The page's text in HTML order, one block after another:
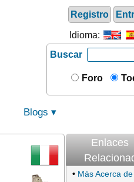
Registro
Idioma:
Buscar
Foro
Blogs
Enlaces
• Más Acerca de